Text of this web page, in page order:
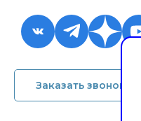
+7 (383) 319-78-78
novosibirsk@sapelkin.ru
Заказать звонок